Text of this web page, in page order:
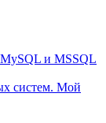
MySQL и MSSQL
систем. Мой